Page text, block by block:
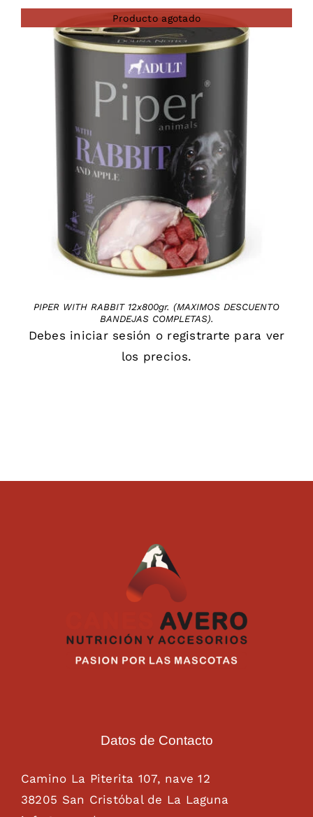
Producto agotado
DETAILS
PIPER WITH RABBIT 12x800gr. (MAXIMOS DESCUENTO
BANDEJAS COMPLETAS).
Debes iniciar sesión o registrarte para ver
los precios.
Datos de Contacto
Camino La Piterita 107, nave 12
38205 San Cristóbal de La Laguna